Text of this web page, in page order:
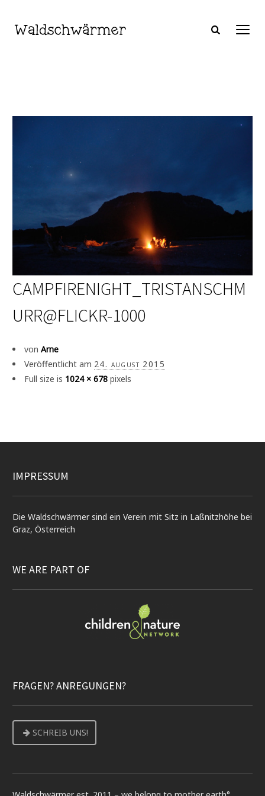
CAMPFIRENIGHT_TRISTANSCHM
URR@FLICKR-1000
von Arne
Veröffentlicht am 24. august 2015
Full size is 1024 × 678 pixels
IMPRESSUM
Die Waldschwärmer sind ein Verein mit Sitz in Laßnitzhöhe bei
Graz, Österreich
WE ARE PART OF
FRAGEN? ANREGUNGEN?
SCHREIB UNS!